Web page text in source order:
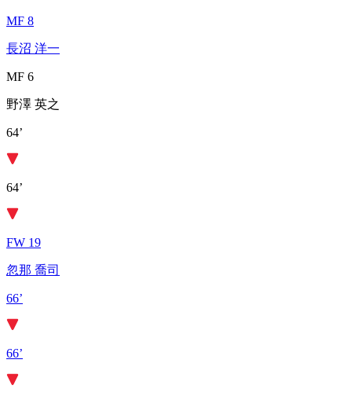
MF 8
長沼 洋一
MF 6
野澤 英之
64’
64’
FW 19
忽那 喬司
66’
66’